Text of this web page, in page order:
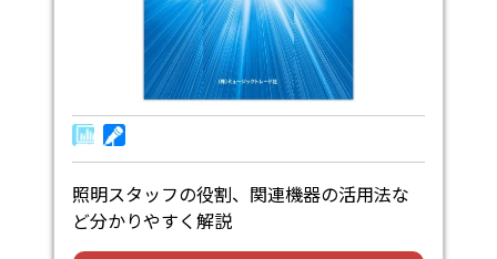
照明スタッフの役割、関連機器の活用法な
ど分かりやすく解説